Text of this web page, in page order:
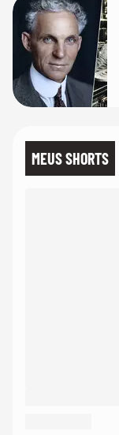
MEUS SHORTS